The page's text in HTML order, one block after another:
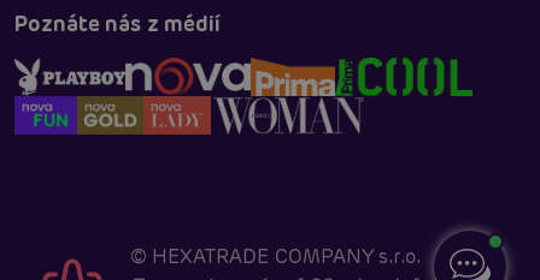
Poznáte nás z médií
© HEXATRADE COMPANY s.r.o.